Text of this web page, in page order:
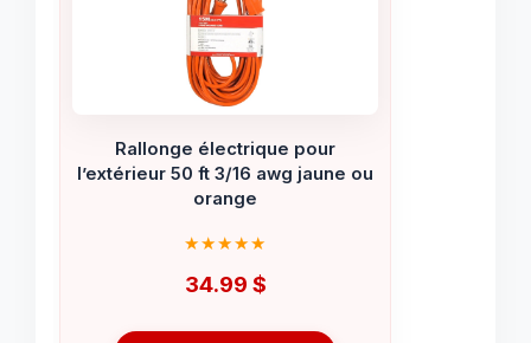
Rallonge électrique pour
l’extérieur 50 ft 3/16 awg jaune ou
orange
34.99 $